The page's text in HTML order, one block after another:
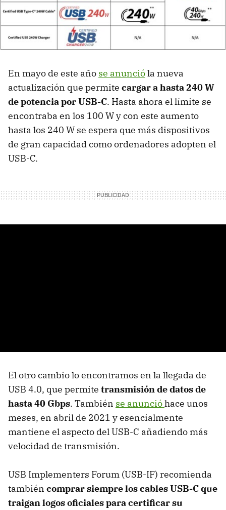
En mayo de este año se anuncióla nueva
actualización que permite cargar a hasta 240 W
de potencia por USB-C. Hasta ahora el límite se
encontraba en los 100 W y con este aumento
hasta los 240 W se espera que más dispositivos
de gran capacidad como ordenadores adopten el
USB-C.
El otro cambio lo encontramos en la llegada de
USB 4.0, que permite transmisión de datos de
hasta 40 Gbps. También se anuncióhace unos
meses, en abril de 2021 y esencialmente
mantiene el aspecto del USB-C añadiendo más
velocidad de transmisión.
USB Implementers Forum (USB-IF) recomienda
también comprar siempre los cables USB-C que
traigan logos oficiales para certificar su